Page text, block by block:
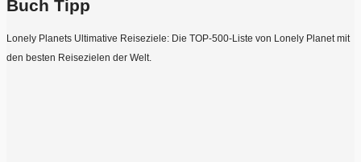
Buch Tipp
Lonely Planets Ultimative Reiseziele: Die TOP-500-Liste von Lonely Planet mit
den besten Reisezielen der Welt.